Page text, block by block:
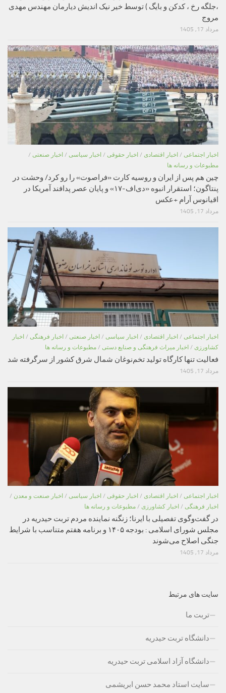
،جلگه رخ ، کدکن و بایگ ) توسط خیر نیک اندیش دیارمان مهندس مهدی
مروج
مرداد 17, 1405
اخبار اجتماعی / اخبار اقتصادی / اخبار حقوقی / اخبار سیاسی / اخبار صنعتی /
مطبوعات و رسانه ها
چین هم پس از ایران و روسیه کارت «فراصوت» را رو کرد/ وحشت در
پنتاگون؛ استقرار انبوه «دی‌اف‑۱۷» و پایان عصر پدافند آمریکا در
اقیانوس آرام +عکس
مرداد 17, 1405
اخبار اجتماعی / اخبار اقتصادی / اخبار سیاسی / اخبار صنعتی / اخبار فرهنگی / اخبار
کشاورزی / اخبار میراث فرهنگی و صنایع دستی / مطبوعات و رسانه ها
فعالیت تنها کارگاه تولید تخم‌نوغان شمال شرق کشور از سرگرفته شد
مرداد 17, 1405
اخبار اجتماعی / اخبار اقتصادی / اخبار حقوقی / اخبار سیاسی / اخبار صنعت و معدن /
اخبار فرهنگی / اخبار کشاورزی / مطبوعات و رسانه ها
در گفت‌وگوی تفصیلی با ایرنا؛ زنگنه نماینده مردم تربت حیدریه در
مجلس شورای اسلامی : بودجه ۱۴۰۵ و برنامه هفتم متناسب با شرایط
جنگی اصلاح می‌شوند
مرداد 17, 1405
سایت های مرتبط
تربت ما
دانشگاه تربت حیدریه
دانشگاه آزاد اسلامی تربت حیدریه
سایت استاد محمد حسن ابریشمی